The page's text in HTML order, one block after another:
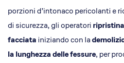
porzioni d’intonaco pericolanti e
di sicurezza, gli operatori
facciata iniziando con la
la lunghezza delle fessure, per